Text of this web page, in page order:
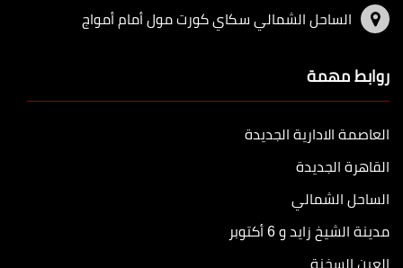
الساحل الشمالي سكاي كورت مول أمام أمواج
روابط مهمة
العاصمة الادارية الجديدة
القاهرة الجديدة
الساحل الشمالي
مدينة الشيخ زايد و 6 أكتوبر